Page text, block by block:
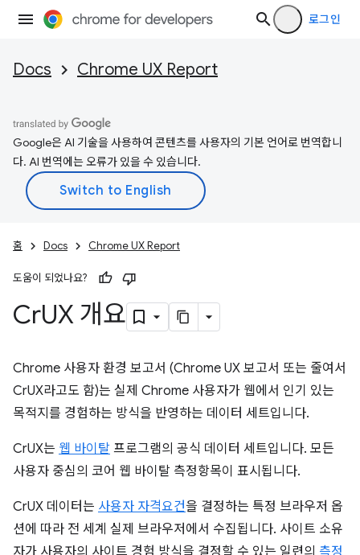
로그인
Docs Chrome UX Report
Google은 AI 기술을 사용하여 콘텐츠를 사용자의 기본 언어로 번역합니
다. AI 번역에는 오류가 있을 수 있습니다.
홈 Docs Chrome UX Report
도움이 되었나요?
CrUX 개요
Chrome 사용자 환경 보고서 (Chrome UX 보고서 또는 줄여서
CrUX라고도 함)는 실제 Chrome 사용자가 웹에서 인기 있는
목적지를 경험하는 방식을 반영하는 데이터 세트입니다.
CrUX는 웹 바이탈 프로그램의 공식 데이터 세트입니다. 모든
사용자 중심의 코어 웹 바이탈 측정항목이 표시됩니다.
CrUX 데이터는 사용자 자격요건을 결정하는 특정 브라우저 옵
션에 따라 전 세계 실제 브라우저에서 수집됩니다. 사이트 소유
자가 사용자의 사이트 경험 방식을 결정할 수 있는 일련의 측정